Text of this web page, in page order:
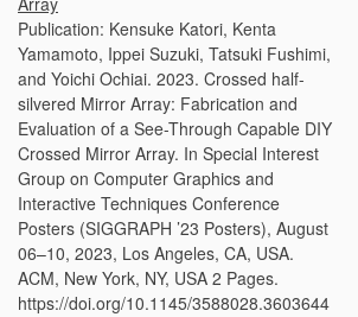
Publication: Kensuke Katori, Kenta
Yamamoto, Ippei Suzuki, Tatsuki Fushimi,
and Yoichi Ochiai. 2023. Crossed half-
silvered Mirror Array: Fabrication and
Evaluation of a See-Through Capable DIY
Crossed Mirror Array. In Special Interest
Group on Computer Graphics and
Interactive Techniques Conference
Posters (SIGGRAPH ’23 Posters), August
06–10, 2023, Los Angeles, CA, USA.
ACM, New York, NY, USA 2 Pages.
https://doi.org/10.1145/3588028.3603644